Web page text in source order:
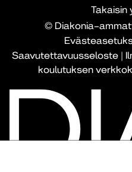
©
Saavutettavuusseloste |
koulutuksen
Takaisin